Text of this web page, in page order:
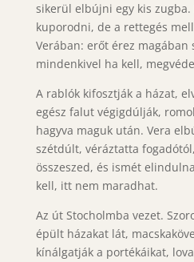
sikerül elbújni egy kis zugba.
kuporodni, de a rettegés
Verában: erőt érez magában
mindenkivel ha kell,
A rablók kifosztják a házat,
egész falut végigdúlják,
hagyva maguk után. Vera
szétdúlt, véráztatta
összeszed, és ismét
kell, itt nem maradhat.
Az út Stocholmba vezet.
épült házakat lát,
kínálgatják a portékáikat,